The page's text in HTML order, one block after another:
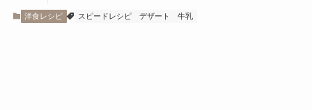
洋食レシピ スピードレシピ デザート 牛乳